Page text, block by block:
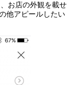
お店の外観を載せ
他アピールしたい